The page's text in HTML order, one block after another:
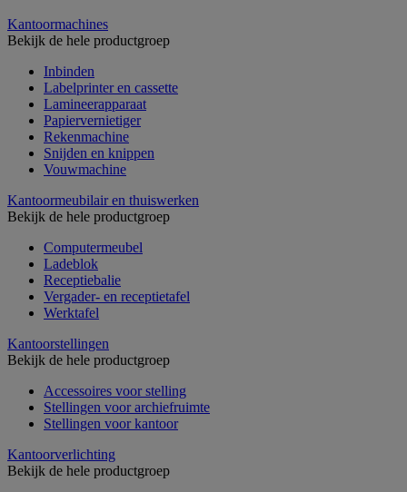
Kantoormachines
Bekijk de hele productgroep
Inbinden
Labelprinter en cassette
Lamineerapparaat
Papiervernietiger
Rekenmachine
Snijden en knippen
Vouwmachine
Kantoormeubilair en thuiswerken
Bekijk de hele productgroep
Computermeubel
Ladeblok
Receptiebalie
Vergader- en receptietafel
Werktafel
Kantoorstellingen
Bekijk de hele productgroep
Accessoires voor stelling
Stellingen voor archiefruimte
Stellingen voor kantoor
Kantoorverlichting
Bekijk de hele productgroep